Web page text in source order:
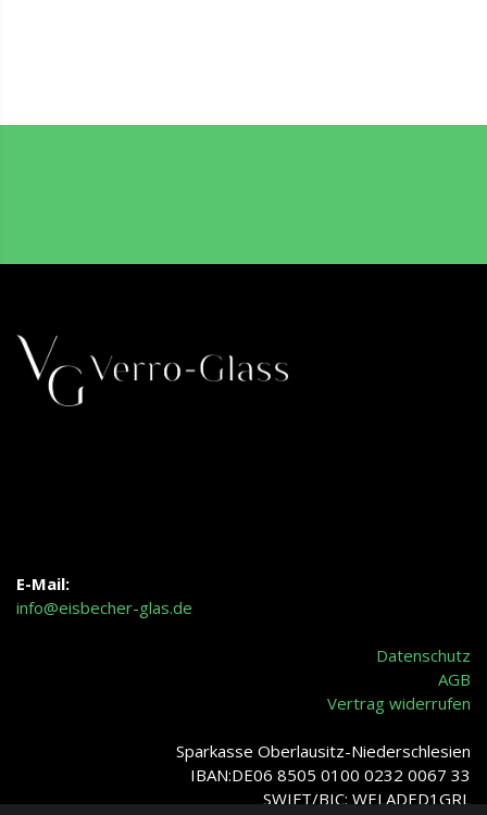
E-Mail:
info@eisbecher-glas.de
Datenschutz
AGB
Vertrag widerrufen
Sparkasse Oberlausitz-Niederschlesien
IBAN:DE06 8505 0100 0232 0067 33
SWIFT/BIC: WELADED1GRL